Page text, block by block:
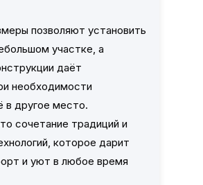
позволяют установить
участке, а
даёт
необходимости
в другое место.
сочетание традиций и
которое дарит
и уют в любое время